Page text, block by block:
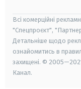
Всі комерційні
"Спецпроєкт",
Детальніше щодо
ознайомитись в
захищені. ©
Канал.